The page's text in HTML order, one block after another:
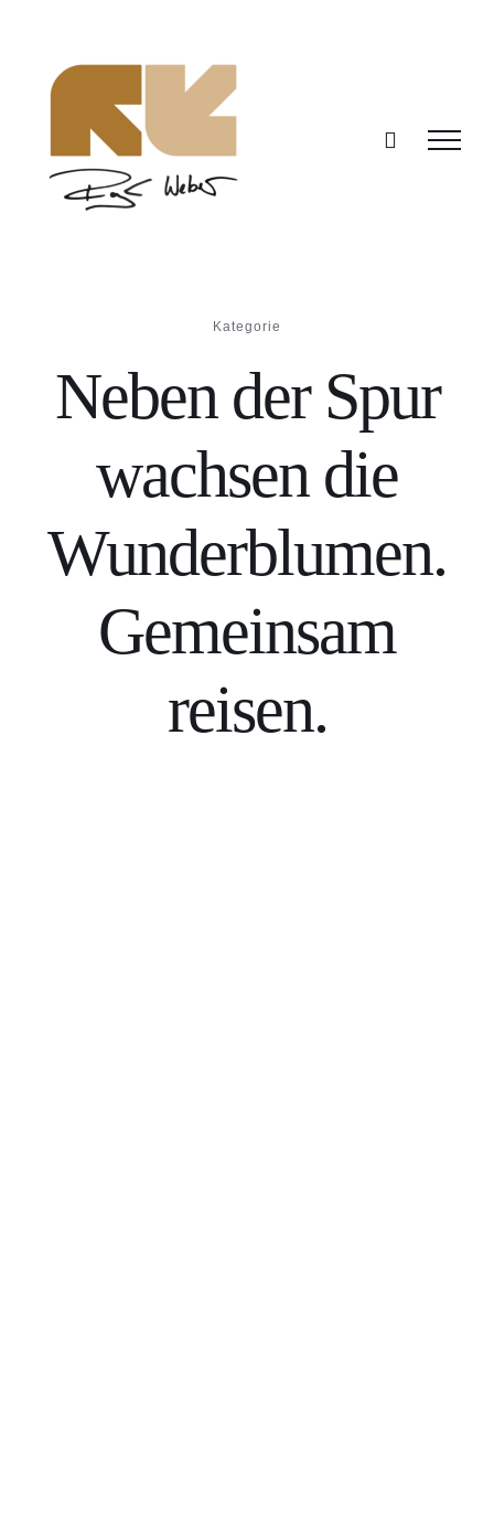
springen
Kategorie
Neben der Spur
wachsen die
Wunderblumen.
Gemeinsam
reisen.